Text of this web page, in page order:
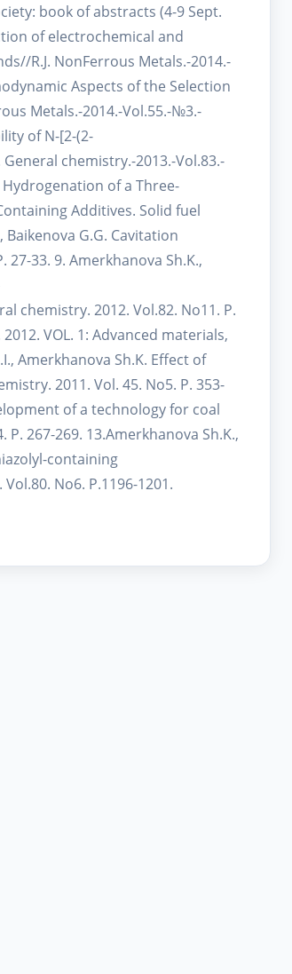
book of abstracts (4-9 Sept.
of electrochemical and
R.J. NonFerrous Metals.-2014.-
Aspects of the Selection
Metals.-2014.-Vol.55.-№3.-
of N-[2-(2-
chemistry.-2013.-Vol.83.-
Hydrogenation of a Three-
Additives. Solid fuel
Baikenova G.G. Cavitation
33. 9. Amerkhanova Sh.K.,
chemistry. 2012. Vol.82. No11. P.
VOL. 1: Advanced materials,
Amerkhanova Sh.K. Effect of
2011. Vol. 45. No5. P. 353-
of a technology for coal
267-269. 13.Amerkhanova Sh.K.,
containing
No6. P.1196-1201.